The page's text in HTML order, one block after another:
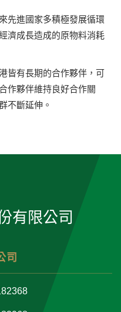
先進國家多積極發展循環
濟成長造成的原物料消耗
皆有長期的合作夥伴，可
作夥伴維持良好合作關
不斷延伸。
有限公司
司